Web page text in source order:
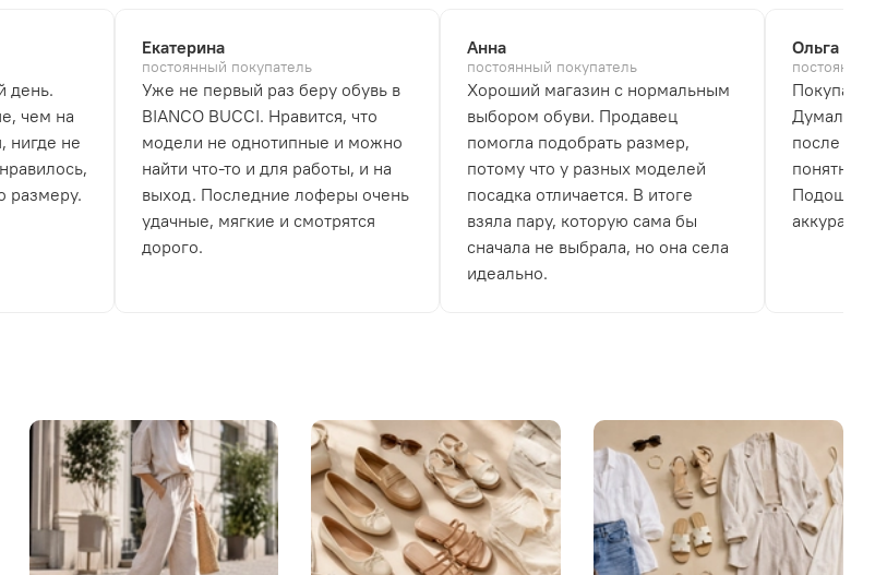
день.
чем на
нигде не
размеру.
Екатерина
постоянный покупатель
Уже не первый раз беру обувь в
BIANCO BUCCI. Нравится, что
модели не однотипные и можно
найти что-то и для работы, и на
выход. Последние лоферы очень
удачные, мягкие и смотрятся
дорого.
Анна
постоянный покупатель
Хороший магазин с нормальным
выбором обуви. Продавец
помогла подобрать размер,
потому что у разных моделей
посадка отличается. В итоге
взяла пару, которую сама бы
сначала не выбрала, но она села
идеально.
Ольга
постоянный
Покупала
Думала,
после
понятно,
Подошва не
аккуратно.